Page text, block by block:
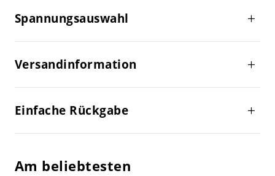
Spannungsauswahl
Versandinformation
Einfache Rückgabe
Am beliebtesten